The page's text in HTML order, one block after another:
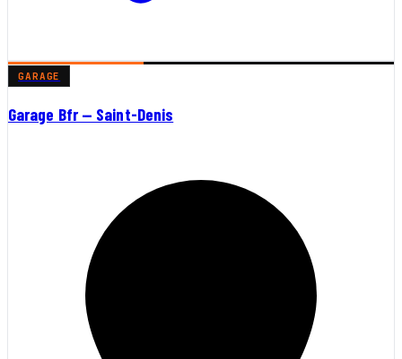
GARAGE
Garage Bfr — Saint-Denis